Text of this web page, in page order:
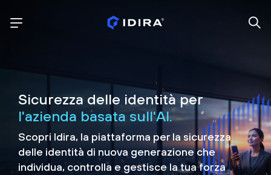
Sicurezza delle identità per
l'azienda basata sull'AI.
Scopri Idira, la piattaforma per la sicurezza
delle identità di nuova generazione che
individua, controlla e gestisce la tua forza